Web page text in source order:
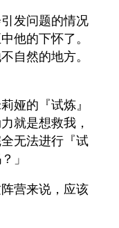
发问题的情况
他的下怀了。
自然的地方。
娅的『试炼』
就是想救我，
无法进行『试
」
营来说，应该